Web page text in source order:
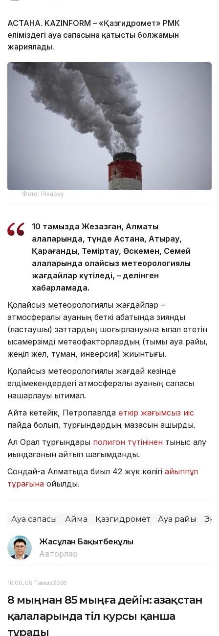
АСТАНА. KAZINFORM – «Қазгидромет» РМК
еліміздегі ауа сапасына қатысты болжамын
жариялады.
Фото: Pixabay
10 тамызда Жезқазған, Алматы
қалаларында, түнде Астана, Атырау,
Қарағанды, Теміртау, Өскемен, Семей
қалаларында қолайсыз метеорологиялық
жағдайлар күтіледі, – делінген
хабарламада.
Қолайсыз метеорологиялық жағдайлар –
атмосфералық ауаның беткі қабатында зиянды
(ластаушы) заттардың шоғырлануына ықпал ететін
қысқамерзімді метеофакторлардың (тымық ауа райы,
жеңіл жел, тұман, инверсия) жиынтығы.
Қолайсыз метеорологиялық жағдай кезінде
елдімекендердегі атмосфералық ауаның сапасы
нашарлауы ықтимал.
Айта кетейік, Петропавлда өткір жағымсыз иіс
пайда болып, тұрғындардың мазасын қашырды.
Ал Орал тұрғындары полигон түтінінен тыныс алу
қиындағанын айтып шағымданды.
Сондай-ақ Алматыда биыл 42 жүк көлігі айыппұл
тұрағына қойылды.
Ауа сапасы Аймақ Қазгидромет Ауа райы
Жасұлан Бақытбекұлы
Авторлар
16:00, 09 Тамыз 2026
8 мыңнан 85 мыңға дейін: Қазақстан
қалаларында тіл курсы қанша
тұрады